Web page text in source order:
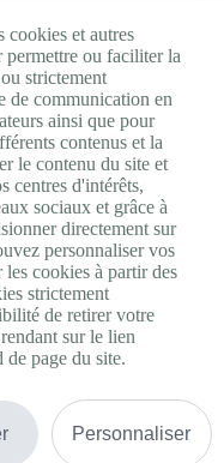
De 9h à 18h.
cookies et autres
permettre ou faciliter la
strictement
de communication en
ainsi que pour
contenus et la
le contenu du site et
centres d'intérêts,
sociaux et grâce à
directement sur
personnaliser vos
cookies à partir des
strictement
de retirer votre
sur le lien
page du site.
Personnaliser